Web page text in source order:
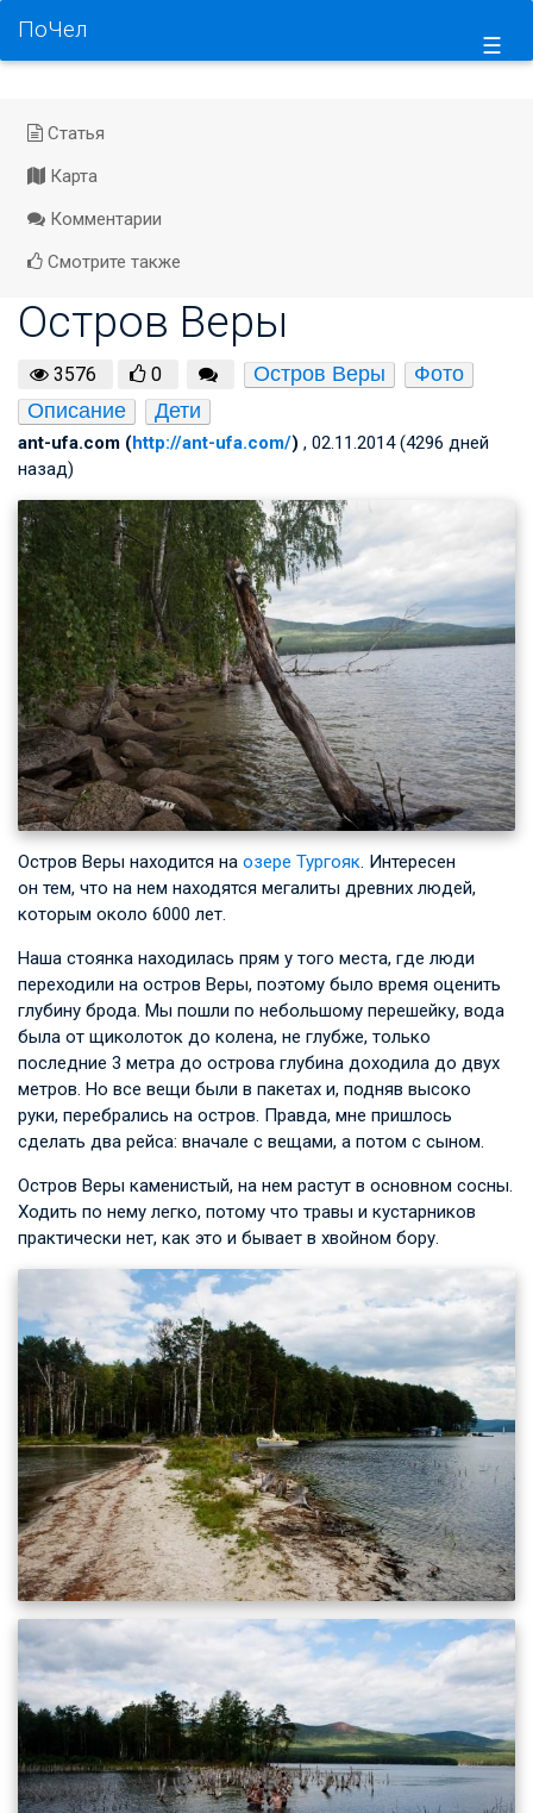
☰
ПоЧел
Статья
Карта
Комментарии
Смотрите также
Остров Веры
3576 0 Остров Веры
Фото
Описание
Дети
ant-ufa.com (http://ant-ufa.com/) , 02.11.2014 (4296 дней
назад)
Остров Веры находится на озере Тургояк. Интересен
он тем, что на нем находятся мегалиты древних людей,
которым около 6000 лет.
Наша стоянка находилась прям у того места, где люди
переходили на остров Веры, поэтому было время оценить
глубину брода. Мы пошли по небольшому перешейку, вода
была от щиколоток до колена, не глубже, только
последние 3 метра до острова глубина доходила до двух
метров. Но все вещи были в пакетах и, подняв высоко
руки, перебрались на остров. Правда, мне пришлось
сделать два рейса: вначале с вещами, а потом с сыном.
Остров Веры каменистый, на нем растут в основном сосны.
Ходить по нему легко, потому что травы и кустарников
практически нет, как это и бывает в хвойном бору.